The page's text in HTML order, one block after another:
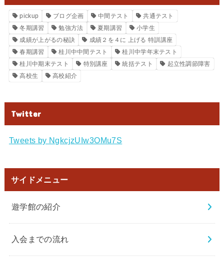
pickup ブログ企画 中間テスト
共通テスト
冬期講習
勉強方法 夏期講習
小学生
成績が上がるの秘訣
成績２を４に 上げる 特訓講座
春期講習
桂川中中間テスト
桂川中学年末テスト
桂川中期末テスト
特別講座 統括テスト
起立性調節障害
高校生
高校紹介
Twitter
Tweets by NgkcjzUIw3OMu7S
サイドメニュー
遊学館の紹介
入会までの流れ